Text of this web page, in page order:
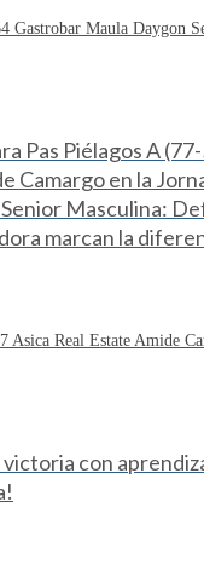
Gastrobar Maula Daygon
Pas Piélagos A
Camargo en la
Masculina:
marcan la
Asica Real Estate Amide
victoria con